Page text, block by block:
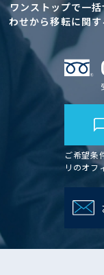
ワンストップで一
わせから移転に関
ご希望条
リのオフ